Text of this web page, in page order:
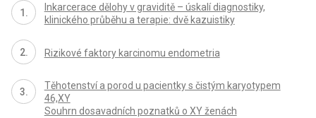
Inkarcerace dělohy v graviditě – úskalí diagnostiky,
klinického průběhu a terapie: dvě kazuistiky
Rizikové faktory karcinomu endometria
Těhotenství a porod u pacientky s čistým karyotypem
46,XY
Souhrn dosavadních poznatků o XY ženách